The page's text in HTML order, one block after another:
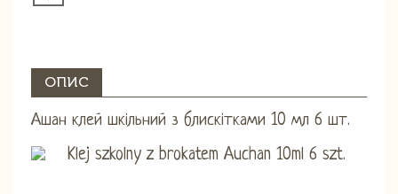
ОПИС
Ашан клей шкільний з блискітками 10 мл 6 шт.